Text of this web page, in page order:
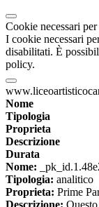
Cookie necessari
I cookie necessari
disabilitati. È
policy.
Nome
Tipologia
Proprieta
Descrizione
Durata
Nome:
Tipologia: analitico
Proprieta: Prime